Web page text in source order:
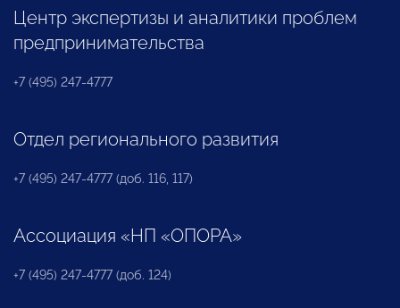
Центр экспертизы и аналитики проблем
предпринимательства
+7 (495) 247-4777
Отдел регионального развития
+7 (495) 247-4777 (доб. 116, 117)
Ассоциация «НП «ОПОРА»
+7 (495) 247-4777 (доб. 124)